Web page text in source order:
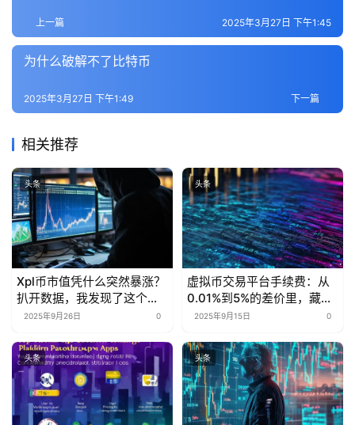
上一篇 2025年3月27日 下午1:45
为什么破解不了比特币
下一篇
2025年3月27日 下午1:49
相关推荐
头条
Xpl币市值凭什么突然暴涨？
扒开数据，我发现了这个行
业秘密
2025年9月26日 0
头条
虚拟币交易平台手续费：从
0.01%到5%的差价里，藏着
多少被忽略的省钱密码？
2025年9月15日 0
头条 头条